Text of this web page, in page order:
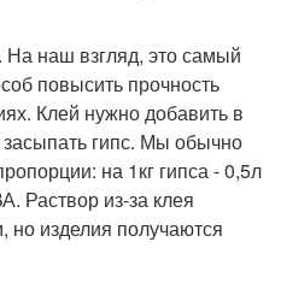
наш взгляд, это самый
повысить прочность
Клей нужно добавить в
гипс. Мы обычно
на 1кг гипса - 0,5л
Раствор из-за клея
но изделия получаются